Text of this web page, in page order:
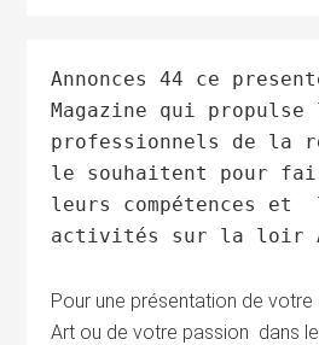
Annonces 44 ce
Magazine qui propulse
professionnels de la
le souhaitent pour
leurs compétences et
activités sur la loir
Pour une présentation de
Art ou de votre passion dans